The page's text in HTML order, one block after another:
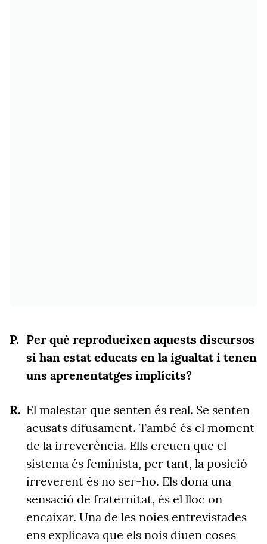
Per què reprodueixen aquests discursos
si han estat educats en la igualtat i tenen
uns aprenentatges implícits?
El malestar que senten és real. Se senten
acusats difusament. També és el moment
de la irreverència. Ells creuen que el
sistema és feminista, per tant, la posició
irreverent és no ser-ho. Els dona una
sensació de fraternitat, és el lloc on
encaixar. Una de les noies entrevistades
ens explicava que els nois diuen coses